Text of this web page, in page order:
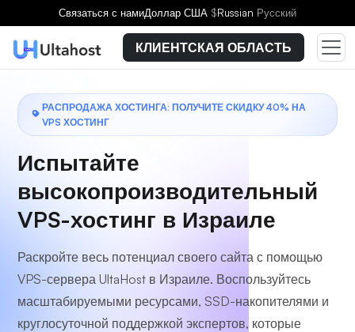
Связаться с намиДоллар США $Russian Русский
КЛИЕНТСКАЯ ОБЛАСТЬ
РАСПРОДАЖА ХОСТИНГА: ПОЛУЧИТЕ СКИДКУ 40% НА
VPS ХОСТИНГ
Испытайте
высокопроизводительный
VPS-хостинг в Израиле
Раскройте весь потенциал своего сайта с помощью
VPS-сервера UltaHost в Израиле. Воспользуйтесь
масштабируемыми ресурсами, SSD-накопителями и
круглосуточной поддержкой экспертов, которые